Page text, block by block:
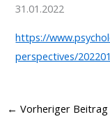
31.01.2022
https://
perspectives/
← Vorheriger Beitrag